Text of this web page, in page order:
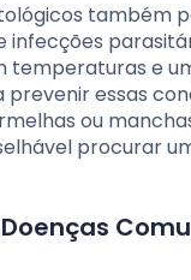
também
temperaturas e
prevenir essas
ou
procurar